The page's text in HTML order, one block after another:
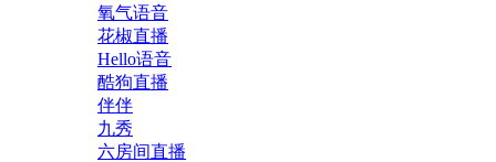
氧气语音
花椒直播
Hello语音
酷狗直播
伴伴
九秀
六房间直播